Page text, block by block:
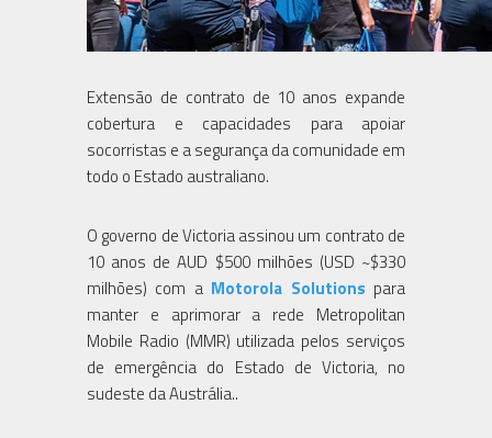
Extensão de contrato de 10 anos expande
cobertura e capacidades para apoiar
socorristas e a segurança da comunidade em
todo o Estado australiano.
O governo de Victoria assinou um contrato de
10 anos de AUD $500 milhões (USD ~$330
milhões) com a Motorola Solutions para
manter e aprimorar a rede Metropolitan
Mobile Radio (MMR) utilizada pelos serviços
de emergência do Estado de Victoria, no
sudeste da Austrália..